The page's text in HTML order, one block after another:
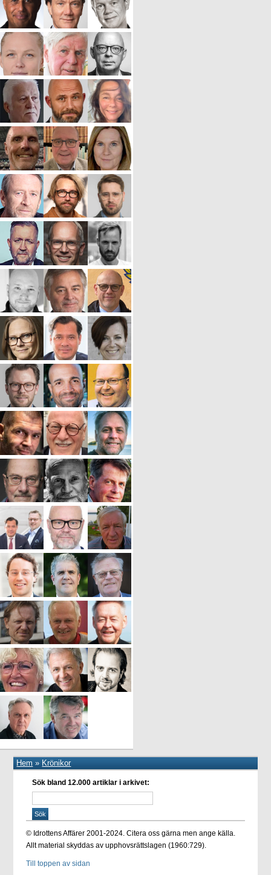
Hem » Krönikor
Sök bland 12.000 artiklar i arkivet:
© Idrottens Affärer 2001-2024. Citera oss gärna men ange källa.
Allt material skyddas av upphovsrättslagen (1960:729).
Till toppen av sidan